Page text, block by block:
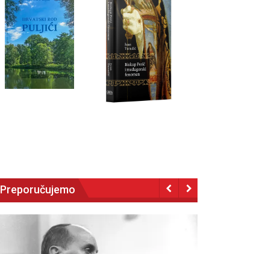
Preporučujemo